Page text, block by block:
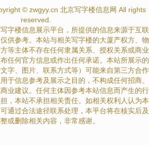
© zwgyy.cn 北京写字楼信息网 All rights
reserved.
字楼信息展示平台，所提供的信息来源于互联
供参考。本站与相关写字楼的大厦产权方、物
等主体不存在任何隶属关系、授权关系或商业
任何官方信息或作出任何承诺。本站所展示的
字、图片、联系方式等）可能来自第三方合作
于信息参考及展示之目的，不构成任何招商、
业建议。任何主体因参考本站信息而产生的行
，本站不承担相关责任。如相关权利人认为本
通过合法途径联系处理，本平台将在核实后及
或删除相关内容，非常感谢。